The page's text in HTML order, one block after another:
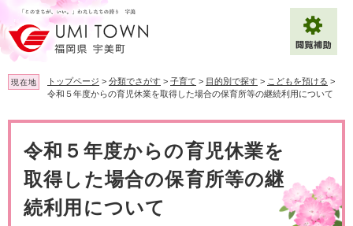
ー
ジ
の
先
頭
す
ニ
ュ
ー
を
飛
し
文字サイズ 標準 拡大
背景色変更 白 黒 青
Multilingual（English・中文・한글）
現在地 トップページ > 分類でさがす > 子育て > 目的別で探す > こどもを預ける >
令和５年度からの育児休業を取得した場合の保育所等の継続利用について
令和５年度からの育児休業を
取得した場合の保育所等の継
続利用について